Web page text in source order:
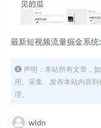
最新短视频流量掘金系
声明：本站所有文章，
用、采集、发布本站内容
理。
wldn